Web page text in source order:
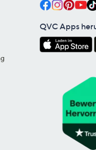
QVC Apps